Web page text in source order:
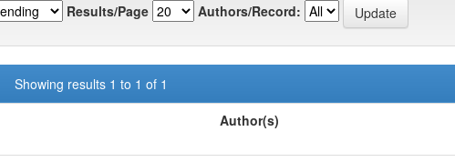
Results/Page Authors/Record:
Showing results 1 to 1 of 1
Author(s)